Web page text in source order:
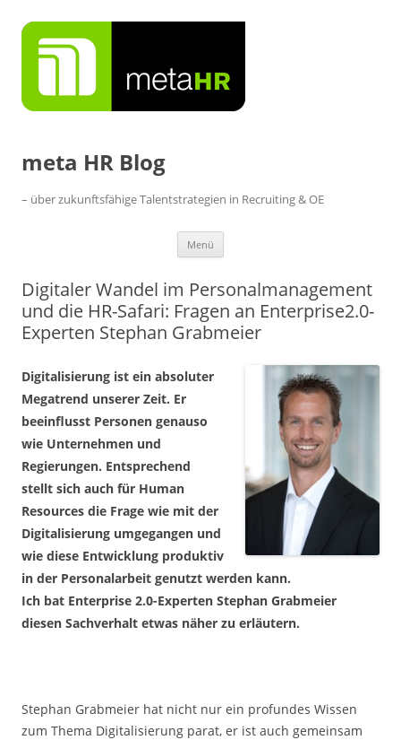
Inhalt
springen
meta HR Blog
– über zukunftsfähige Talentstrategien in Recruiting & OE
Menü
Digitaler Wandel im Personalmanagement
und die HR-Safari: Fragen an Enterprise2.0-
Experten Stephan Grabmeier
Digitalisierung ist ein absoluter
Megatrend unserer Zeit. Er
beeinflusst Personen genauso
wie Unternehmen und
Regierungen. Entsprechend
stellt sich auch für Human
Resources die Frage wie mit der
Digitalisierung umgegangen und
wie diese Entwicklung produktiv
in der Personalarbeit genutzt werden kann.
Ich bat Enterprise 2.0-Experten Stephan Grabmeier
diesen Sachverhalt etwas näher zu erläutern.
Stephan Grabmeier hat nicht nur ein profundes Wissen
zum Thema Digitalisierung parat, er ist auch gemeinsam